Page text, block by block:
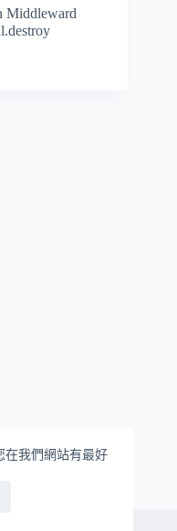
在我們網站有最好
Middleward